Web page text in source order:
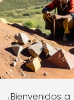
¡Bienvenidos a